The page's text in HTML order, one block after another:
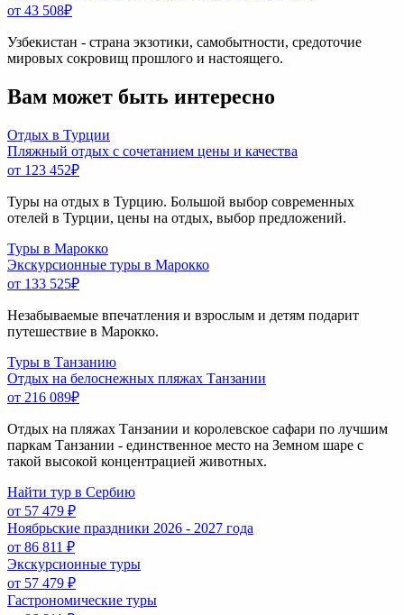
от 43 508₽
Узбекистан - страна экзотики, самобытности, средоточие
мировых сокровищ прошлого и настоящего.
Вам может быть интересно
Отдых в Турции
Пляжный отдых с сочетанием цены и качества
от 123 452₽
Туры на отдых в Турцию. Большой выбор современных
отелей в Турции, цены на отдых, выбор предложений.
Туры в Марокко
Экскурсионные туры в Марокко
от 133 525₽
Незабываемые впечатления и взрослым и детям подарит
путешествие в Марокко.
Туры в Танзанию
Отдых на белоснежных пляжах Танзании
от 216 089₽
Отдых на пляжах Танзании и королевское сафари по лучшим
паркам Танзании - единственное место на Земном шаре с
такой высокой концентрацией животных.
Найти тур в Сербию
от 57 479 ₽
Ноябрьские праздники 2026 - 2027 года
от 86 811 ₽
Экскурсионные туры
от 57 479 ₽
Гастрономические туры